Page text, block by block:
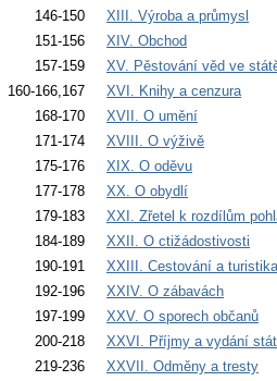
146-150
XIII. Výroba a průmysl
151-156
XIV. Obchod
157-159
XV. Pěstování věd ve
160-166,167
XVI. Knihy a cenzura
168-170
XVII. O umění
171-174
XVIII. O výživě
175-176
XIX. O oděvu
177-178
XX. O obydlí
179-183
XXI. Zřetel k rozdílům
184-189
XXII. O ctižádostivosti
190-191
XXIII. Cestování a turistika
192-196
XXIV. O zábavách
197-199
XXV. O sporech občanů
200-218
XXVI. Příjmy a vydání
219-236
XXVII. Odměny a tresty